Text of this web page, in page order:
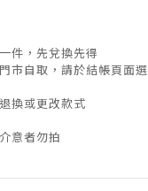
件，先兌換先得
市自取，請於結帳頁面選
換或更改款式
意者勿拍